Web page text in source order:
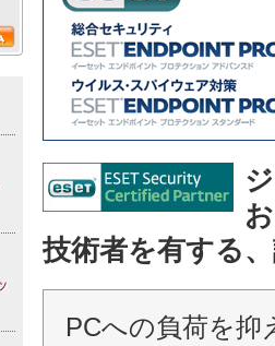
技術者を有する
PCへの負荷を抑